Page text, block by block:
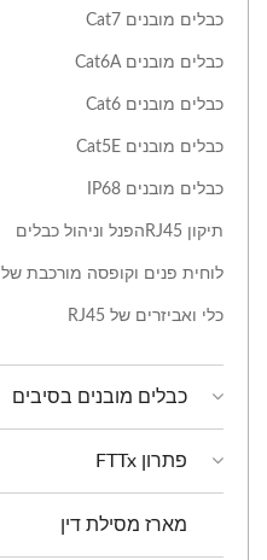
כבלים מובנים Cat7
כבלים מובנים Cat6A
כבלים מובנים Cat6
כבלים מובנים Cat5E
כבלים מובנים IP68
תיקון RJ45הפנל וניהול כבלים
לוחית פנים וקופסה מורכבת של RJ45
כלי ואביזרים של RJ45
כבלים מובנים בסיבים
פתרון FTTx
מארז מסילת דין